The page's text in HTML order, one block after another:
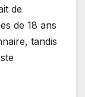
de
de 18 ans
tandis